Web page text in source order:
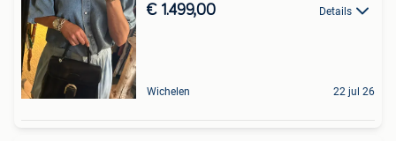
€ 1.499,00 Details
Wichelen 22 jul 26